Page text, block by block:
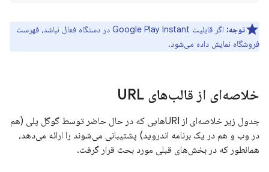
توجه:
اگر قابلیت Google Play Instant در دستگاه فعال نباشد، فهرست
فروشگاه نمایش داده می‌شود.
خلاصه‌ای از قالب‌های URL
جدول زیر خلاصه‌ای از URIهایی که در حال حاضر توسط گوگل پلی (هم
در وب و هم در یک برنامه اندروید) پشتیبانی می‌شوند را ارائه می‌دهد،
همانطور که در بخش‌های قبلی مورد بحث قرار گرفت.